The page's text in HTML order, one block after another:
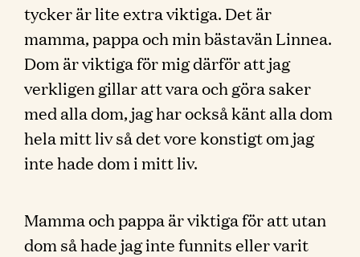
tycker är lite extra viktiga. Det är
mamma, pappa och min bästavän Linnea.
Dom är viktiga för mig därför att jag
verkligen gillar att vara och göra saker
med alla dom, jag har också känt alla dom
hela mitt liv så det vore konstigt om jag
inte hade dom i mitt liv.
Mamma och pappa är viktiga för att utan
dom så hade jag inte funnits eller varit